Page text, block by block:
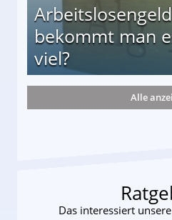
bekommt man
viel?
und wie viel?
Alle
Das interessiert